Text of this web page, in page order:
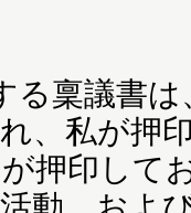
稟議書は
、私が押
押印して